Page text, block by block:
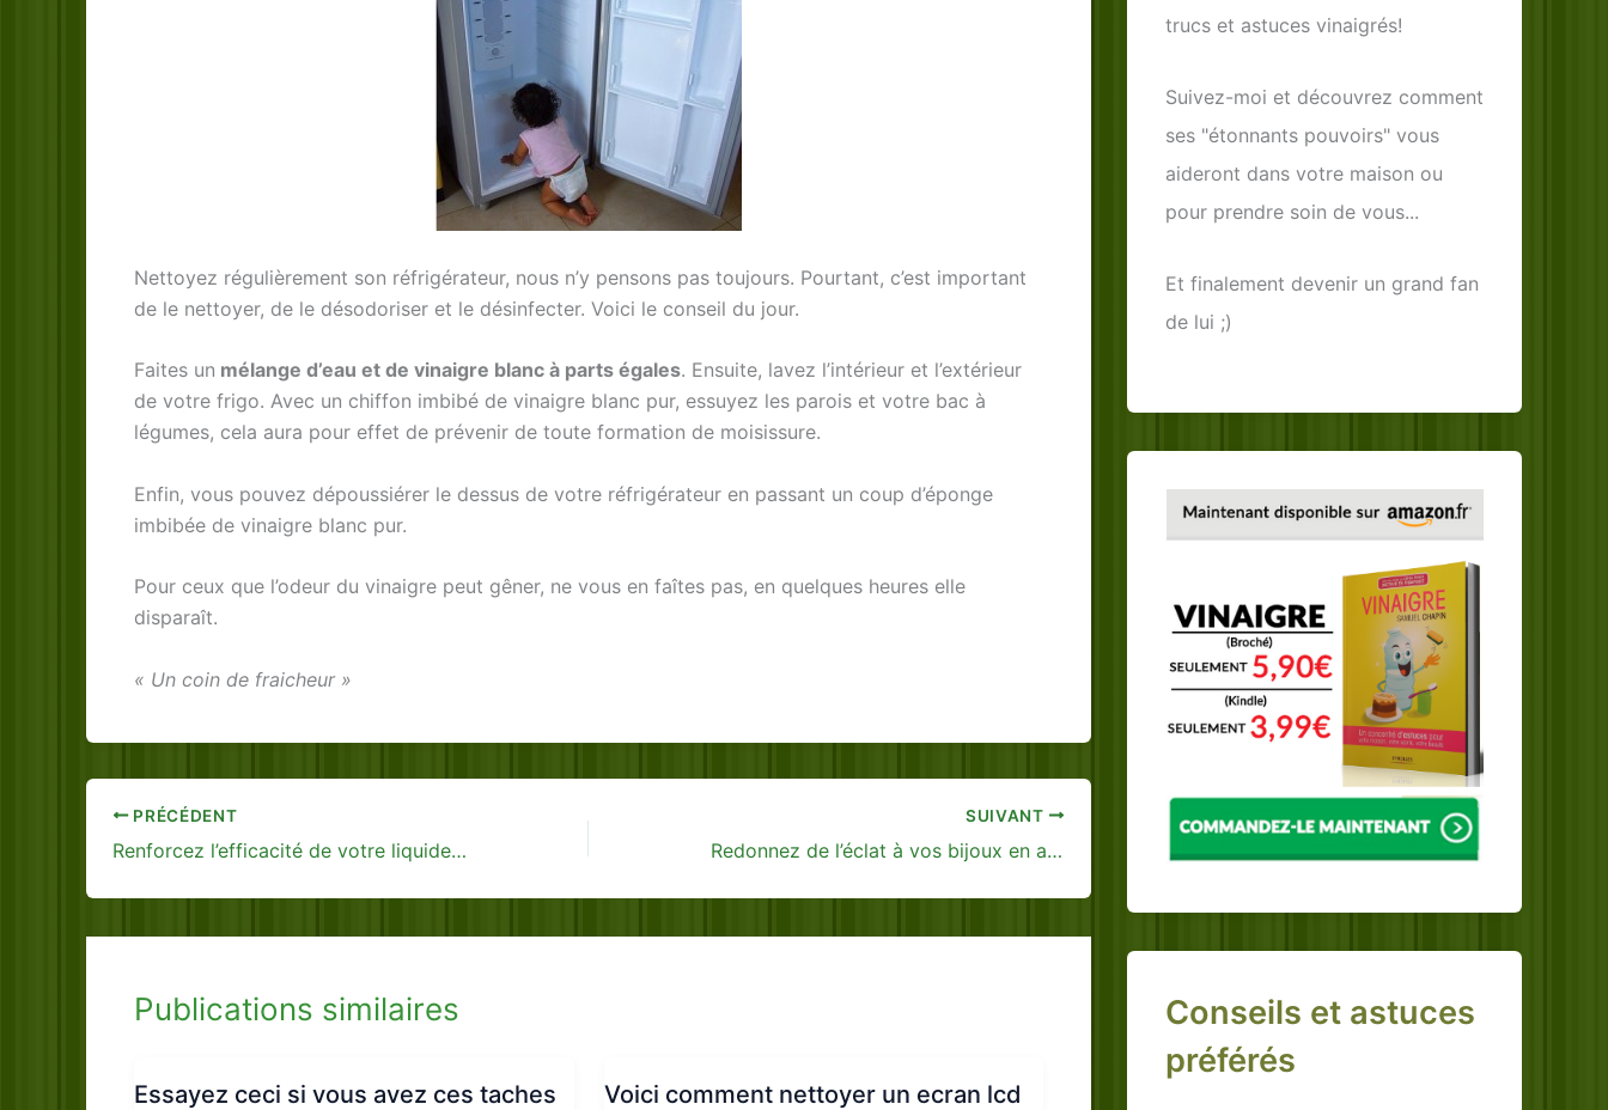
Nettoyez régulièrement son réfrigérateur, nous n’y pensons pas toujours. Pourtant, c’est important
de le nettoyer, de le désodoriser et le désinfecter. Voici le conseil du jour.
Faites un mélange d’eau et de vinaigre blanc à parts égales. Ensuite, lavez l’intérieur et l’extérieur
de votre frigo. Avec un chiffon imbibé de vinaigre blanc pur, essuyez les parois et votre bac à
légumes, cela aura pour effet de prévenir de toute formation de moisissure.
Enfin, vous pouvez dépoussiérer le dessus de votre réfrigérateur en passant un coup d’éponge
imbibée de vinaigre blanc pur.
Pour ceux que l’odeur du vinaigre peut gêner, ne vous en faîtes pas, en quelques heures elle
disparaît.
« Un coin de fraicheur »
PRÉCÉDENT
Renforcez l’efficacité de votre liquide vaisselle en ajoutant…
SUIVANT
Redonnez de l’éclat à vos bijoux en argent
Publications similaires
Essayez ceci si vous avez ces taches
Voici comment nettoyer un ecran lcd
trucs et astuces vinaigrés!
Suivez-moi et découvrez comment
ses "étonnants pouvoirs" vous
aideront dans votre maison ou
pour prendre soin de vous...
Et finalement devenir un grand fan
de lui ;)
Conseils et astuces
préférés